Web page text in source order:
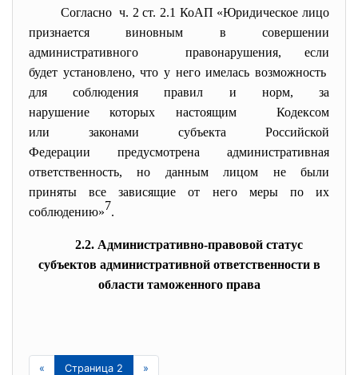
Согласно ч. 2 ст. 2.1 КоАП «Юридическое лицо
признается виновным в совершении
административного правонарушения, если
будет установлено, что у него имелась возможность
для соблюдения правил и норм, за
нарушение которых настоящим Кодексом
или законами субъекта Российской
Федерации предусмотрена административная
ответственность, но данным лицом не были
приняты все зависящие от него меры по их
соблюдению»7.
2.2. Административно-правовой статус
субъектов административной ответственности в
области таможенного права
« Страница 2 »